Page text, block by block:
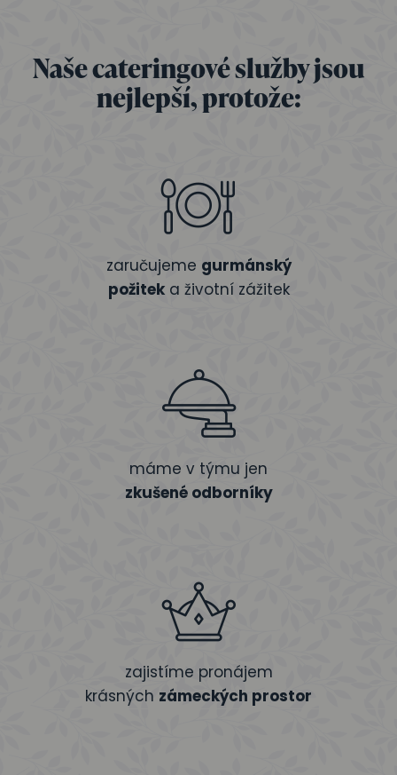
Naše cateringové služby jsou
nejlepší, protože:
zaručujeme gurmánský
požiteka životní zážitek
máme v týmu jen
zkušené odborníky
zajistíme pronájem
krásných zámeckých prostor